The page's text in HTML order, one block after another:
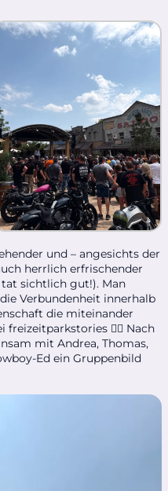
und – angesichts der
herrlich erfrischender
sichtlich gut!). Man
Verbundenheit innerhalb
die miteinander
freizeitparkstories ❤️‍🔥 Nach
mit Andrea, Thomas,
Ed ein Gruppenbild